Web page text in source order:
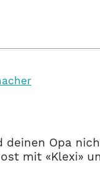
deinen Opa
mit «Klexi»